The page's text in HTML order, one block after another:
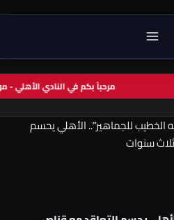
مرحباً بكم في النادي
الخطيب للجماهير”.. الأهلي يحسم
سنوات